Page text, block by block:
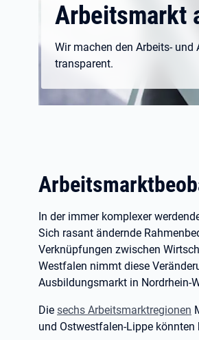
Arbeitsmarkt
Wir machen den Arbeits-
transparent.
In der immer komplexer
Sich rasant ändernde
Verknüpfungen zwischen
Westfalen nimmt diese
Ausbildungsmarkt in Nordrhein-
Die sechs Arbeitsmarktregionen
und Ostwestfalen-Lippe